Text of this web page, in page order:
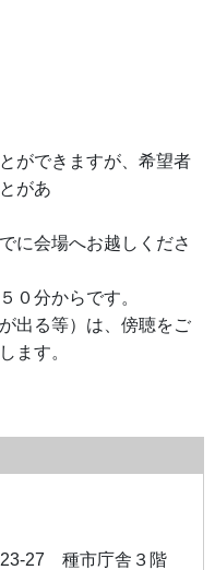
ができますが、希望者
があ
に会場へお越しくださ
０分からです。
出る等）は、傍聴をご
ます。
23-27 種市庁舎３階